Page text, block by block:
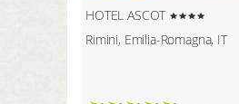
HOTEL ASCOT
Rimini, Emilia-Romagna, IT